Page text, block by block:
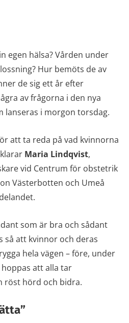
egen hälsa? Vården under
Hur bemöts de av
de sig ett år efter
av frågorna i den nya
lanseras i morgon torsdag.
att ta reda på vad kvinnorna
Maria Lindqvist,
vid Centrum för obstetrik
Västerbotten och Umeå
som är bra och sådant
att kvinnor och deras
hela vägen – före, under
att alla tar
röst hörd och bidra.